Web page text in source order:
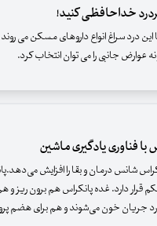
این درد سراغ انواع داروهای مسکن می
جانبی را می توان انتخاب کرد.
فناوری یادگیری ماشین
شانس درمان و بقا را افزایش
قرار دارد. غده پانکراس هم برون ریز و
جریان خون می‌شوند و هم برای هضم